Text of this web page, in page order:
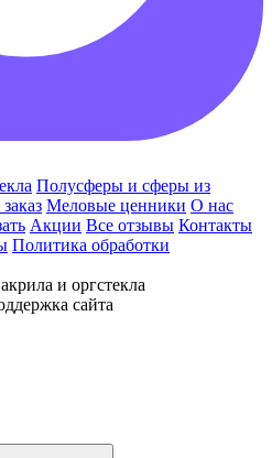
Полусферы и сферы из
Меловые ценники О нас
Акции Все отзывы Контакты
Политика обработки
и оргстекла
сайта